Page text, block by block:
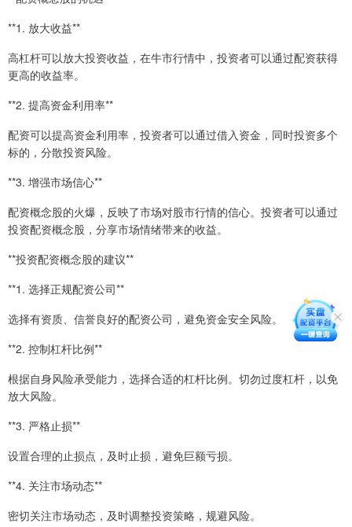
**1. 放大收益**
高杠杆可以放大投资收益，在牛市行情中，投资者可以通过配资获得
更高的收益率。
**2. 提高资金利用率**
配资可以提高资金利用率，投资者可以通过借入资金，同时投资多个
标的，分散投资风险。
**3. 增强市场信心**
配资概念股的火爆，反映了市场对股市行情的信心。投资者可以通过
投资配资概念股，分享市场情绪带来的收益。
**投资配资概念股的建议**
**1. 选择正规配资公司**
选择有资质、信誉良好的配资公司，避免资金安全风险。
**2. 控制杠杆比例**
根据自身风险承受能力，选择合适的杠杆比例。切勿过度杠杆，以免
放大风险。
**3. 严格止损**
设置合理的止损点，及时止损，避免巨额亏损。
**4. 关注市场动态**
密切关注市场动态，及时调整投资策略，规避风险。